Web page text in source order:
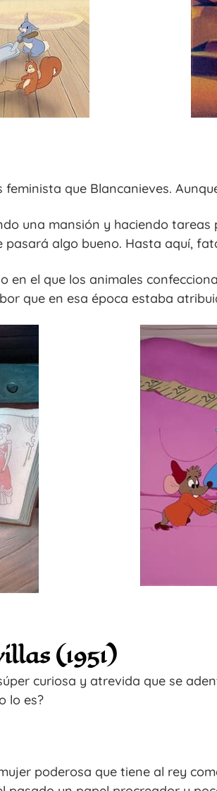
que Blancanieves.
una mansión y haciendo
pasará algo bueno. Hasta aquí,
en el que los animales
que en esa época estaba
(1951)
curiosa y atrevida que se
lo es?
poderosa que tiene al rey